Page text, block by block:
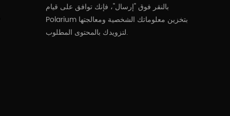
بالنقر فوق "إرسال"، فإنك توافق على قيام
Polarium بتخزين معلوماتك الشخصية ومعالجتها
لتزويدك بالمحتوى المطلوب.